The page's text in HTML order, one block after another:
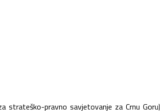
pravno savjetovanje za Crnu